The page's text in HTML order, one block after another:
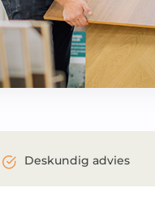
Deskundig advies